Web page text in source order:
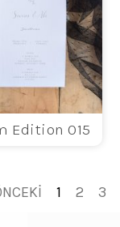
Edition 015
1 2 3